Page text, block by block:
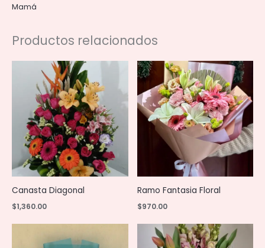
Mamá
Productos relacionados
Canasta Diagonal
$1,360.00
Ramo Fantasia Floral
$970.00